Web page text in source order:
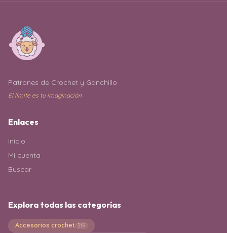
Patrones de Crochet y Ganchillo
El límite es tu imaginación
Enlaces
Inicio
Mi cuenta
Buscar
Explora todas las categorías
Accesorios crochet 319